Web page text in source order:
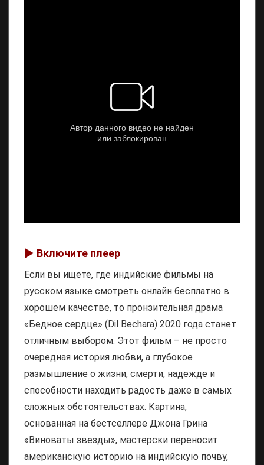
▶️ Включите плеер
Если вы ищете, где индийские фильмы на
русском языке смотреть онлайн бесплатно в
хорошем качестве, то пронзительная драма
«Бедное сердце» (Dil Bechara) 2020 года станет
отличным выбором. Этот фильм – не просто
очередная история любви, а глубокое
размышление о жизни, смерти, надежде и
способности находить радость даже в самых
сложных обстоятельствах. Картина,
основанная на бестселлере Джона Грина
«Виноваты звезды», мастерски переносит
американскую историю на индийскую почву,